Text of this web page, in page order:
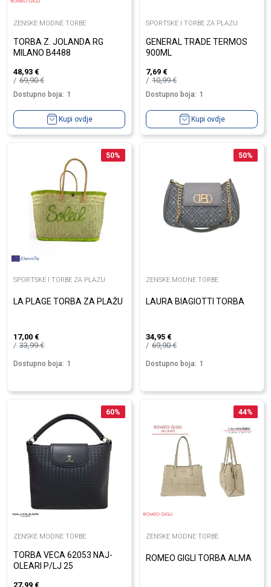
ZENSKE MODNE TORBE
TORBA Z. JOLANDA RG
MILANO B4488
48,93 €
69,90€
Dostupno boja: 1
Kupi ovdje
SPORTSKE I TORBE ZA PLAZU
GENERAL TRADE TERMOS
900ML
7,69 €
10,99€
Dostupno boja: 1
Kupi ovdje
50%
SPORTSKE I TORBE ZA PLAZU
LA PLAGE TORBA ZA PLAŽU
17,00 €
33,99€
Dostupno boja: 1
50%
ZENSKE MODNE TORBE
LAURA BIAGIOTTI TORBA
34,95 €
69,90€
Dostupno boja: 1
60%
ZENSKE MODNE TORBE
TORBA VECA 62053 NAJ-
OLEARI P/LJ 25
27,99 €
44%
ZENSKE MODNE TORBE
ROMEO GIGLI TORBA ALMA